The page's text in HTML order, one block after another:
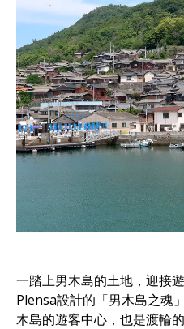
一踏上男木島的土地，迎接
Plensa設計的「男木島之魂
木島的遊客中心，也是渡輪